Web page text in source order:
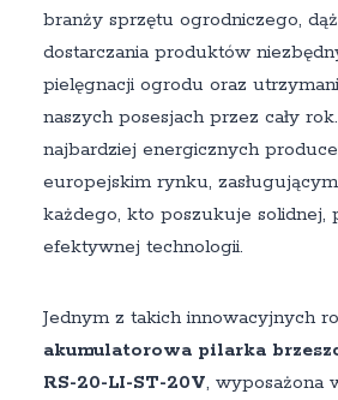
branży sprzętu ogrodniczego,
dostarczania produktów
pielęgnacji ogrodu oraz
naszych posesjach przez cały
najbardziej energicznych
europejskim rynku,
każdego, kto poszukuje solidnej,
efektywnej technologii.
Jednym z takich innowacyjnych
akumulatorowa pilarka
RS-20-LI-ST-20V, wyposażona